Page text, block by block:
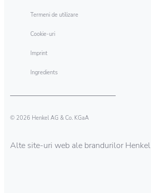
Termeni de utilizare
Cookie-uri
Imprint
Ingredients
© 2026 Henkel AG & Co. KGaA
Alte site-uri web ale brandurilor Henkel